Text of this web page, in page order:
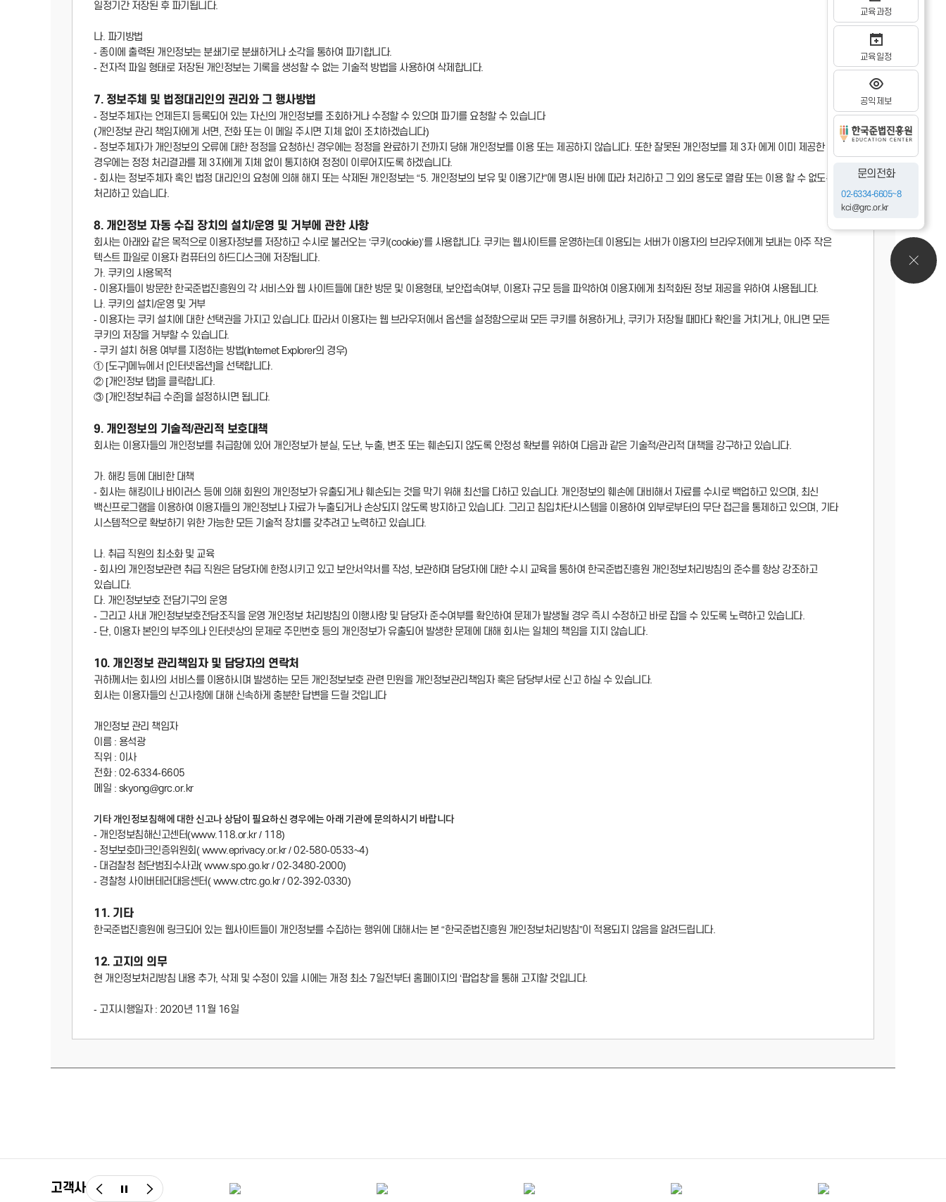
교육과정
교육일정
공익제보
문의전화
02-6334-6605~8
kci@grc.or.kr
일정기간 저장된 후 파기됩니다.
나. 파기방법
- 종이에 출력된 개인정보는 분쇄기로 분쇄하거나 소각을 통하여 파기합니다.
- 전자적 파일 형태로 저장된 개인정보는 기록을 생성할 수 없는 기술적 방법을 사용하여 삭제합니다.
7. 정보주체 및 법정대리인의 권리와 그 행사방법
- 정보주체자는 언제든지 등록되어 있는 자신의 개인정보를 조회하거나 수정할 수 있으며 파기를 요청할 수 있습니다
(개인정보 관리 책임자에게 서면, 전화 또는 이 메일 주시면 지체 없이 조치하겠습니다)
- 정보주체자가 개인정보의 오류에 대한 정정을 요청하신 경우에는 정정을 완료하기 전까지 당해 개인정보를 이용 또는 제공하지 않습니다. 또한 잘못된 개인정보를 제 3자 에게 이미 제공한
경우에는 정정 처리결과를 제 3자에게 지체 없이 통지하여 정정이 이루어지도록 하겠습니다.
- 회사는 정보주체자 혹인 법정 대리인의 요청에 의해 해지 또는 삭제된 개인정보는 “5. 개인정보의 보유 및 이용기간”에 명시된 바에 따라 처리하고 그 외의 용도로 열람 또는 이용 할 수 없도록
처리하고 있습니다.
8. 개인정보 자동 수집 장치의 설치/운영 및 거부에 관한 사항
회사는 아래와 같은 목적으로 이용자정보를 저장하고 수시로 불러오는 ‘쿠키(cookie)’를 사용합니다. 쿠키는 웹사이트를 운영하는데 이용되는 서버가 이용자의 브라우저에게 보내는 아주 작은
텍스트 파일로 이용자 컴퓨터의 하드디스크에 저장됩니다.
가. 쿠키의 사용목적
- 이용자들이 방문한 한국준법진흥원의 각 서비스와 웹 사이트들에 대한 방문 및 이용형태, 보안접속여부, 이용자 규모 등을 파악하여 이용자에게 최적화된 정보 제공을 위하여 사용됩니다.
나. 쿠키의 설치/운영 및 거부
- 이용자는 쿠키 설치에 대한 선택권을 가지고 있습니다. 따라서 이용자는 웹 브라우저에서 옵션을 설정함으로써 모든 쿠키를 허용하거나, 쿠키가 저장될 때마다 확인을 거치거나, 아니면 모든
쿠키의 저장을 거부할 수 있습니다.
- 쿠키 설치 허용 여부를 지정하는 방법(Internet Explorer의 경우)
① [도구]메뉴에서 [인터넷옵션]을 선택합니다.
② [개인정보 탭]을 클릭합니다.
③ [개인정보취급 수준]을 설정하시면 됩니다.
9. 개인정보의 기술적/관리적 보호대책
회사는 이용자들의 개인정보를 취급함에 있어 개인정보가 분실, 도난, 누출, 변조 또는 훼손되지 않도록 안정성 확보를 위하여 다음과 같은 기술적/관리적 대책을 강구하고 있습니다.
가. 해킹 등에 대비한 대책
- 회사는 해킹이나 바이러스 등에 의해 회원의 개인정보가 유출되거나 훼손되는 것을 막기 위해 최선을 다하고 있습니다. 개인정보의 훼손에 대비해서 자료를 수시로 백업하고 있으며, 최신
백신프로그램을 이용하여 이용자들의 개인정보나 자료가 누출되거나 손상되지 않도록 방지하고 있습니다. 그리고 침입차단시스템을 이용하여 외부로부터의 무단 접근을 통제하고 있으며, 기타
시스템적으로 확보하기 위한 가능한 모든 기술적 장치를 갖추려고 노력하고 있습니다.
나. 취급 직원의 최소화 및 교육
- 회사의 개인정보관련 취급 직원은 담당자에 한정시키고 있고 보안서약서를 작성, 보관하며 담당자에 대한 수시 교육을 통하여 한국준법진흥원 개인정보처리방침의 준수를 항상 강조하고
있습니다.
다. 개인정보보호 전담기구의 운영
- 그리고 사내 개인정보보호전담조직을 운영 개인정보 처리방침의 이행사항 및 담당자 준수여부를 확인하여 문제가 발생될 경우 즉시 수정하고 바로 잡을 수 있도록 노력하고 있습니다.
- 단, 이용자 본인의 부주의나 인터넷상의 문제로 주민번호 등의 개인정보가 유출되어 발생한 문제에 대해 회사는 일체의 책임을 지지 않습니다.
10. 개인정보 관리책임자 및 담당자의 연락처
귀하께서는 회사의 서비스를 이용하시며 발생하는 모든 개인정보보호 관련 민원을 개인정보관리책임자 혹은 담당부서로 신고 하실 수 있습니다.
회사는 이용자들의 신고사항에 대해 신속하게 충분한 답변을 드릴 것입니다
개인정보 관리 책임자
이름 : 용석광
직위 : 이사
전화 : 02-6334-6605
메일 : skyong@grc.or.kr
기타 개인정보침해에 대한 신고나 상담이 필요하신 경우에는 아래 기관에 문의하시기 바랍니다
- 개인정보침해신고센터(www.118.or.kr / 118)
- 정보보호마크인증위원회( www.eprivacy.or.kr / 02-580-0533~4)
- 대검찰청 첨단범죄수사과( www.spo.go.kr / 02-3480-2000)
- 경찰청 사이버테러대응센터( www.ctrc.go.kr / 02-392-0330)
11. 기타
한국준법진흥원에 링크되어 있는 웹사이트들이 개인정보를 수집하는 행위에 대해서는 본 “한국준법진흥원 개인정보처리방침”이 적용되지 않음을 알려드립니다.
12. 고지의 의무
현 개인정보처리방침 내용 추가, 삭제 및 수정이 있을 시에는 개정 최소 7일전부터 홈페이지의 ‘팝업창’을 통해 고지할 것입니다.
- 고지시행일자 : 2020년 11월 16일
고객사